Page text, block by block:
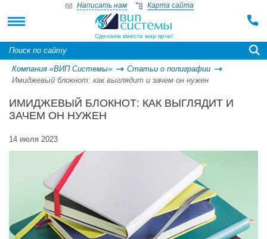
Сделаем вместе мир ярче!
Написать нам Карта сайта
Компания «ВИП Системы»
Статьи о полиграфии
Имиджевый блокнот: как выглядит и зачем он нужен
ИМИДЖЕВЫЙ БЛОКНОТ: КАК ВЫГЛЯДИТ И
ЗАЧЕМ ОН НУЖЕН
14 июля 2023